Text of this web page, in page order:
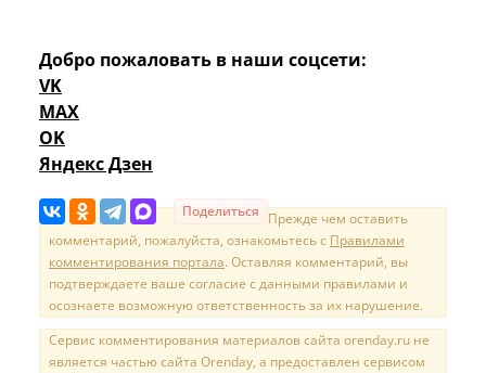
Добро пожаловать в наши соцсети:
VK
MAX
OK
Яндекс Дзен
Поделиться Прежде чем оставить
комментарий, пожалуйста, ознакомьтесь с Правилами
комментирования портала. Оставляя комментарий, вы
подтверждаете ваше согласие с данными правилами и
осознаете возможную ответственность за их нарушение.
Сервис комментирования материалов сайта orenday.ru не
является частью сайта Orenday, а предоставлен сервисом